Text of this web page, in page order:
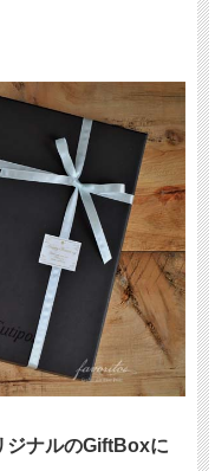
ジナルのGiftBoxに